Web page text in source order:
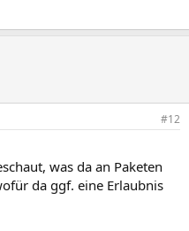
#12
was da an Paketen
da ggf. eine Erlaubnis